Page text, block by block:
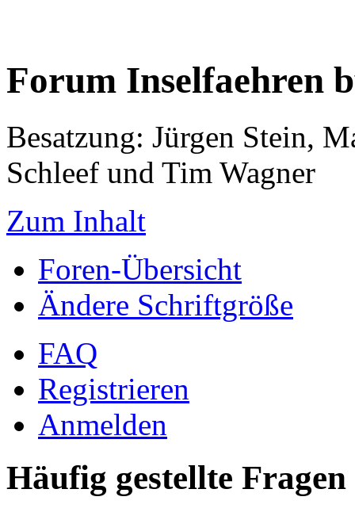
Forum Inselfaehren
Besatzung: Jürgen Stein,
Schleef und Tim Wagner
Zum Inhalt
Foren-Übersicht
Ändere Schriftgröße
FAQ
Registrieren
Anmelden
Häufig gestellte Fragen